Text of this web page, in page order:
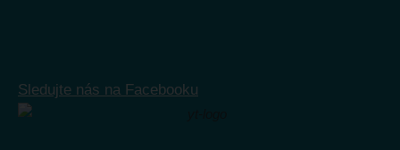
Sledujte nás na Facebooku